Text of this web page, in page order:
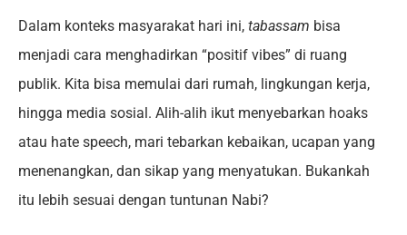
Dalam konteks masyarakat hari ini, tabassam bisa
menjadi cara menghadirkan “positif vibes” di ruang
publik. Kita bisa memulai dari rumah, lingkungan kerja,
hingga media sosial. Alih-alih ikut menyebarkan hoaks
atau hate speech, mari tebarkan kebaikan, ucapan yang
menenangkan, dan sikap yang menyatukan. Bukankah
itu lebih sesuai dengan tuntunan Nabi?